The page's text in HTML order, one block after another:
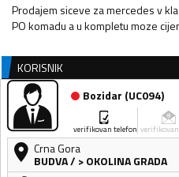
Prodajem siceve za mercedes v
PO komadu a u kompletu moze
KORISNIK
Bozidar (UC094)
verifikovan telefon
Crna Gora
BUDVA/ > OKOLINA GRADA